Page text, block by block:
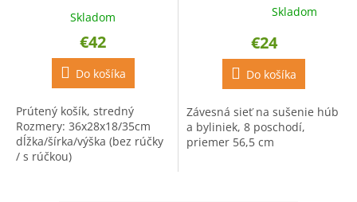
Skladom
€42
Do košíka
Prútený košík, stredný
Rozmery: 36x28x18/35cm
dĺžka/šírka/výška (bez rúčky
/ s rúčkou)
hviezdičiek.
Skladom
€24
Do košíka
Závesná sieť na sušenie húb
a byliniek, 8 poschodí,
priemer 56,5 cm